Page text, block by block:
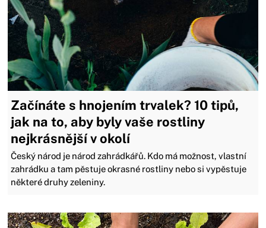
Začínáte s hnojením trvalek? 10 tipů,
jak na to, aby byly vaše rostliny
nejkrásnější v okolí
Český národ je národ zahrádkářů. Kdo má možnost, vlastní
zahrádku a tam pěstuje okrasné rostliny nebo si vypěstuje
některé druhy zeleniny.